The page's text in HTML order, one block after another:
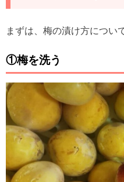
まずは、梅の漬け方につい
①梅を洗う